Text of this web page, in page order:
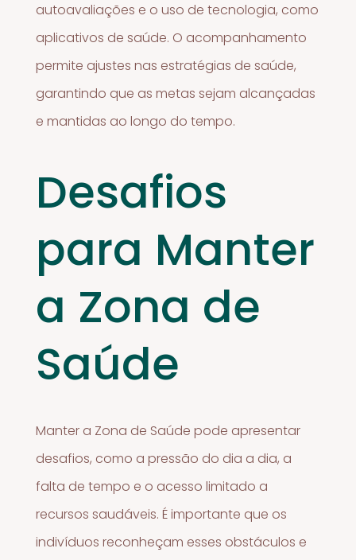
autoavaliações e o uso de tecnologia, como
aplicativos de saúde. O acompanhamento
permite ajustes nas estratégias de saúde,
garantindo que as metas sejam alcançadas
e mantidas ao longo do tempo.
Desafios
para Manter
a Zona de
Saúde
Manter a Zona de Saúde pode apresentar
desafios, como a pressão do dia a dia, a
falta de tempo e o acesso limitado a
recursos saudáveis. É importante que os
indivíduos reconheçam esses obstáculos e